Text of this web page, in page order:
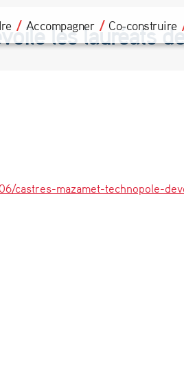
Accompagner Co-construire
les lauréats
castres-mazamet-technopole-